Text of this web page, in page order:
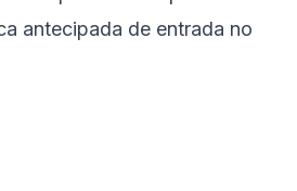
antecipada de entrada no